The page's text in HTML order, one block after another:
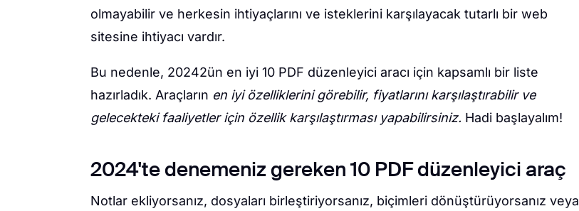
olmayabilir ve herkesin ihtiyaçlarını ve isteklerini karşılayacak tutarlı bir web
sitesine ihtiyacı vardır.
Bu nedenle, 20242ün en iyi 10 PDF düzenleyici aracı için kapsamlı bir liste
hazırladık. Araçların en iyi özelliklerini görebilir, fiyatlarını karşılaştırabilir ve
gelecekteki faaliyetler için özellik karşılaştırması yapabilirsiniz. Hadi başlayalım!
2024'te denemeniz gereken 10 PDF düzenleyici araç
Notlar ekliyorsanız, dosyaları birleştiriyorsanız, biçimleri dönüştürüyorsanız veya